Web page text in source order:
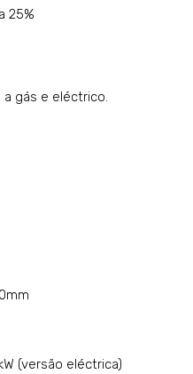
25%
gás e eléctrico.
(versão eléctrica)